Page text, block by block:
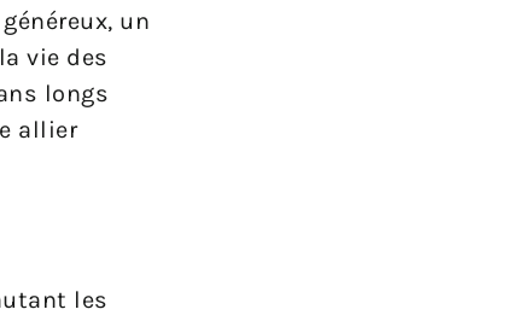
un
vie des
longs
allier
les